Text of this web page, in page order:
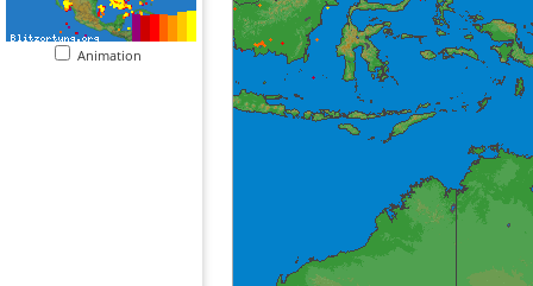
Animation